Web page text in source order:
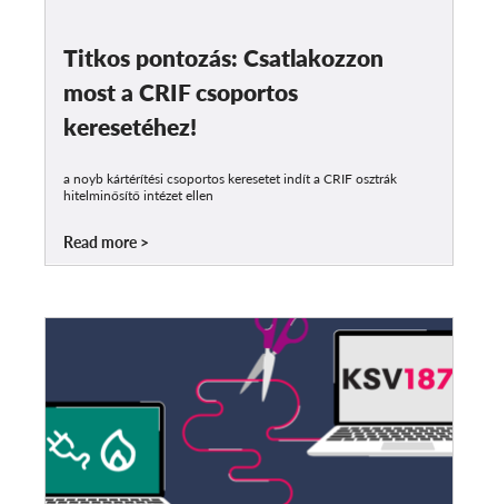
Titkos pontozás: Csatlakozzon
most a CRIF csoportos
keresetéhez!
a noyb kártérítési csoportos keresetet indít a CRIF osztrák
hitelminősítő intézet ellen
Read more